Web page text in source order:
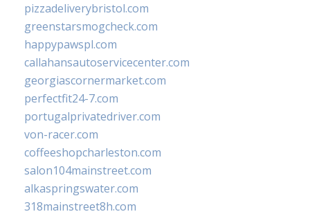
pizzadeliverybristol.com
greenstarsmogcheck.com
happypawspl.com
callahansautoservicecenter.com
georgiascornermarket.com
perfectfit24-7.com
portugalprivatedriver.com
von-racer.com
coffeeshopcharleston.com
salon104mainstreet.com
alkaspringswater.com
318mainstreet8h.com